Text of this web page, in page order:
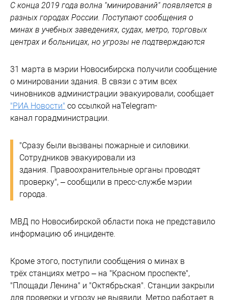
С конца 2019 года волна "минирований" появляется в
разных городах России. Поступают сообщения о
минах в учебных заведениях, судах, метро, торговых
центрах и больницах, но угрозы не подтверждаются
31 марта в мэрии Новосибирска получили сообщение
о минировании здания. В связи с этим всех
чиновников администрации эвакуировали, сообщает
"РИА Новости" со ссылкой наTelegram-
канал горадминистрации.
"Сразу были вызваны пожарные и силовики.
Сотрудников эвакуировали из
здания. Правоохранительные органы проводят
проверку", – сообщили в пресс-службе мэрии
города.
МВД по Новосибирской области пока не представило
информацию об инциденте.
Кроме этого, поступили сообщения о минах в
трёх станциях метро – на "Красном проспекте",
"Площади Ленина" и "Октябрьская". Станции закрыли
для проверки и угрозу не выявили. Метро работает в